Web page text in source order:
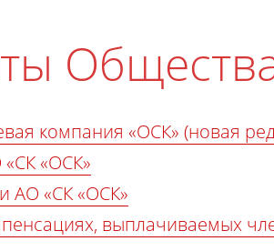
компания «ОСК» (новая
«ОСК»
АО «СК «ОСК»
выплачиваемых